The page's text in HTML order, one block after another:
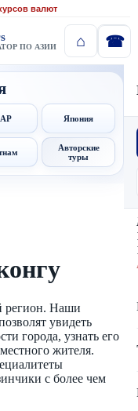
валют
ПО АЗИИ
Япония
Авторские
туры
регион. Наши
увидеть
города, узнать его
жителя.
с более чем